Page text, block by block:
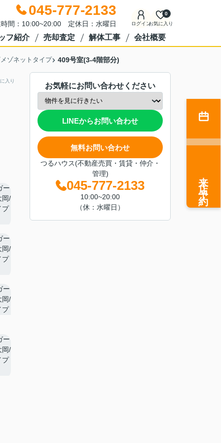
045-777-2133
間：10:00~20:00 定休日：水曜日 ログインお気に入り
0
フ紹介 売却査定 解体工事 会社概要
ゾネットタイプ 409号室(3-4階部分)
入り
お気軽にお問い合わせください
LINEからお問い合わせ
無料お問い合わせ
つるハウス(不動産売買・賃貸・仲介・
管理)
045-777-2133
10:00~20:00
（休：水曜日）
来店予約